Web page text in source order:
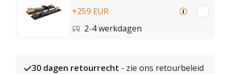
+259 EUR
2-4 werkdagen
30 dagen retourrecht - zie ons retourbeleid